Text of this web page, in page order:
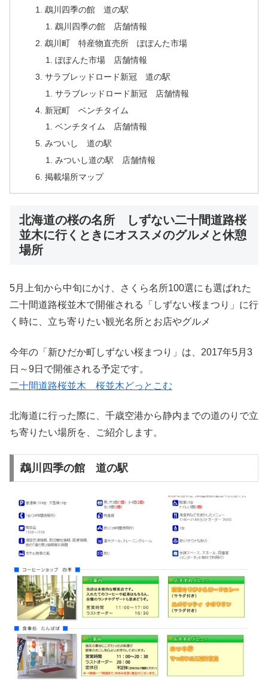
鵡川四季の館 道の駅
鵡川四季の館 店舗情報
鵡川町 特産物直売所 ぽぽんた市場
ぽぽんた市場 店舗情報
サラブレッドロード新冠 道の駅
サラブレッドロード新冠 店舗情報
新冠町 ベンチタイム
ベンチタイム 店舗情報
みついし 道の駅
みついし道の駅 店舗情報
掲載場所マップ
北海道の桜の名所 しずない二十間道路桜
並木に行くときにオススメのグルメと休憩
場所
5月上旬から中旬にかけ、さくら名所100選にも選ばれた
二十間道路桜並木で開催される「しずない桜まつり」に行
く時に、立ち寄りたい観光名所とお店やグルメ
今年の「新ひだか町しずない桜まつり」は、2017年5月3
日～9日で開催される予定です。
二十間道路桜並木 桜並木どっとこむ
北海道に行った際に、千歳空港から静内までの道のりで立
ち寄りたい場所を、ご紹介します。
鵡川四季の館 道の駅